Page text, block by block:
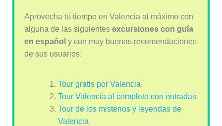
Aprovecha tu tiempo en Valencia al máximo con
alguna de las siguientes excursiones con guía
en español y con muy buenas recomendaciones
de sus usuarios:
Tour gratis por Valencia
Tour Valencia al completo con entradas
Tour de los misterios y leyendas de
Valencia